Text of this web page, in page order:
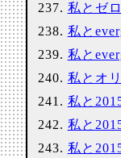
私とゼ
私と
私と
私とオ
私と
私と
私と